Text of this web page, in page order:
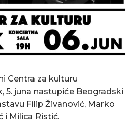
Centra za kulturu
5. juna nastupiće Beogradski
Filip Živanović, Marko
i Milica Ristić.